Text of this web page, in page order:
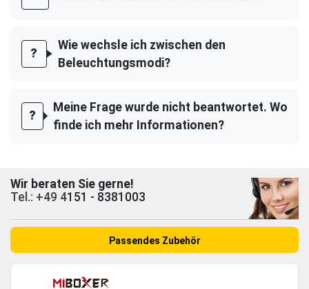
Wie wechsle ich zwischen den
Beleuchtungsmodi?
Meine Frage wurde nicht beantwortet. Wo
finde ich mehr Informationen?
Wir beraten Sie gerne!
Tel.: +49 4151 - 8381003
Passendes Zubehör